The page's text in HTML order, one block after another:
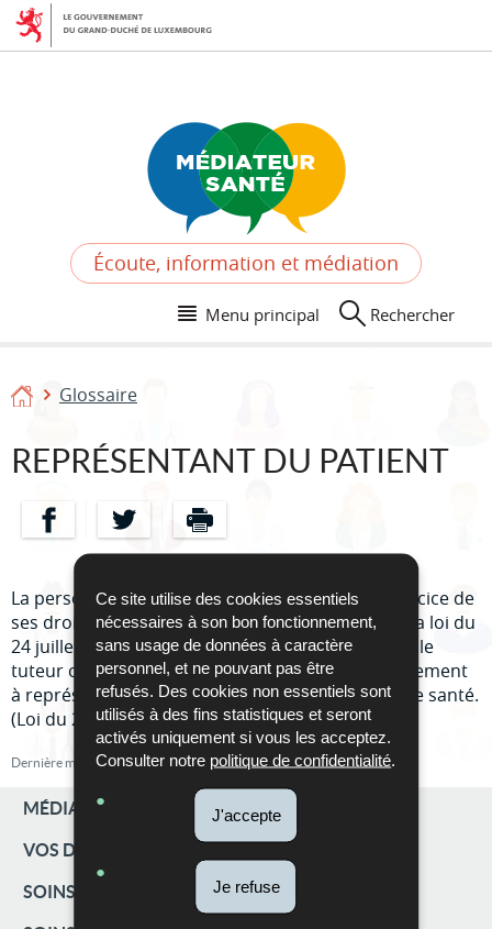
Ce site utilise des cookies essentiels
nécessaires à son bon fonctionnement,
sans usage de données à caractère
personnel, et ne pouvant pas être
refusés. Des cookies non essentiels sont
utilisés à des fins statistiques et seront
activés uniquement si vous les acceptez.
Consulter notre politique de confidentialité.
J'accepte
Je refuse
Aller
Aller
au
Écoute, information et médiation
Menu principal Rechercher
Accueil
Glossaire
REPRÉSENTANT DU PATIENT
Partager sur Facebook
Partager sur Twitter
La personne qui représente le patient dans l’exercice de
ses droits en matière de santé conformément à la loi du
24 juillet 2014, à savoir la personne de confiance, le
tuteur ou tout autre personne chargée spécifiquement
à représenter légalement le patient en matière de santé.
(Loi du 24 juillet 2014, art. 12 à 14)
Dernière mise à jour22/09/2017
MENU
MÉDIATION ET DIFFÉRENDS
VOS DROITS ET OBLIGATIONS
SOINS AU LUXEMBOURG